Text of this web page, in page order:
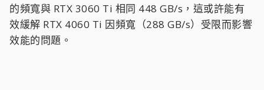
的頻寬與 RTX 3060 Ti 相同 448 GB/s，這或許能有
效緩解 RTX 4060 Ti 因頻寬（288 GB/s）受限而影響
效能的問題。